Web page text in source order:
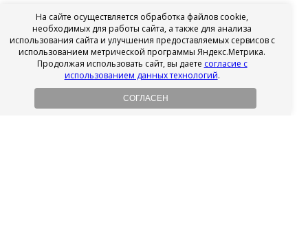
На сайте осуществляется обработка файлов cookie,
необходимых для работы сайта, а также для анализа
использования сайта и улучшения предоставляемых сервисов с
использованием метрической программы Яндекс.Метрика.
Продолжая использовать сайт, вы даете согласие с
использованием данных технологий.
СОГЛАСЕН